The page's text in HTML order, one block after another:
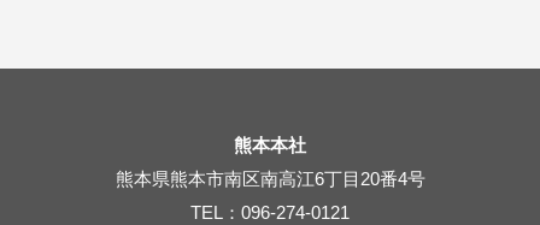
熊本本社
熊本県熊本市南区南高江6丁目20番4号
TEL：096-274-0121